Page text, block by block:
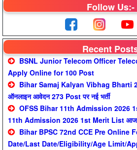
Follow Us:-
Recent
BSNL Junior Telecom Officer
Apply Online for 100 Post
Bihar Samaj Kalyan Vibhag Bharti
ऑनलाइन आवेदन 273 Post पर नई भर्ती
OFSS Bihar 11th Admission 2026
11th Admission 2026 1st Merit List आज
Bihar BPSC 72nd CCE Pre Online
Date/Last Date/Eligibility/Age Limit/